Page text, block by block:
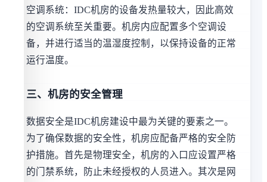
空调系统：IDC机房的设备发热量较大，因此高效
的空调系统至关重要。机房内应配置多个空调设
备，并进行适当的温湿度控制，以保持设备的正常
运行温度。
三、机房的安全管理
数据安全是IDC机房建设中最为关键的要素之一。
为了确保数据的安全性，机房应配备严格的安全防
护措施。首先是物理安全，机房的入口应设置严格
的门禁系统，防止未经授权的人员进入。其次是网